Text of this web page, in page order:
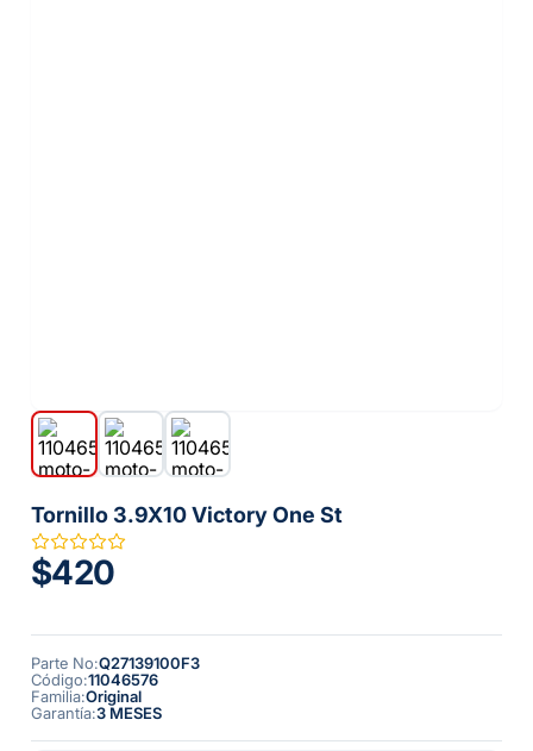
Tornillo 3.9X10 Victory One St
$420
Parte No:Q27139100F3
Código:11046576
Familia:Original
Garantía:3 MESES